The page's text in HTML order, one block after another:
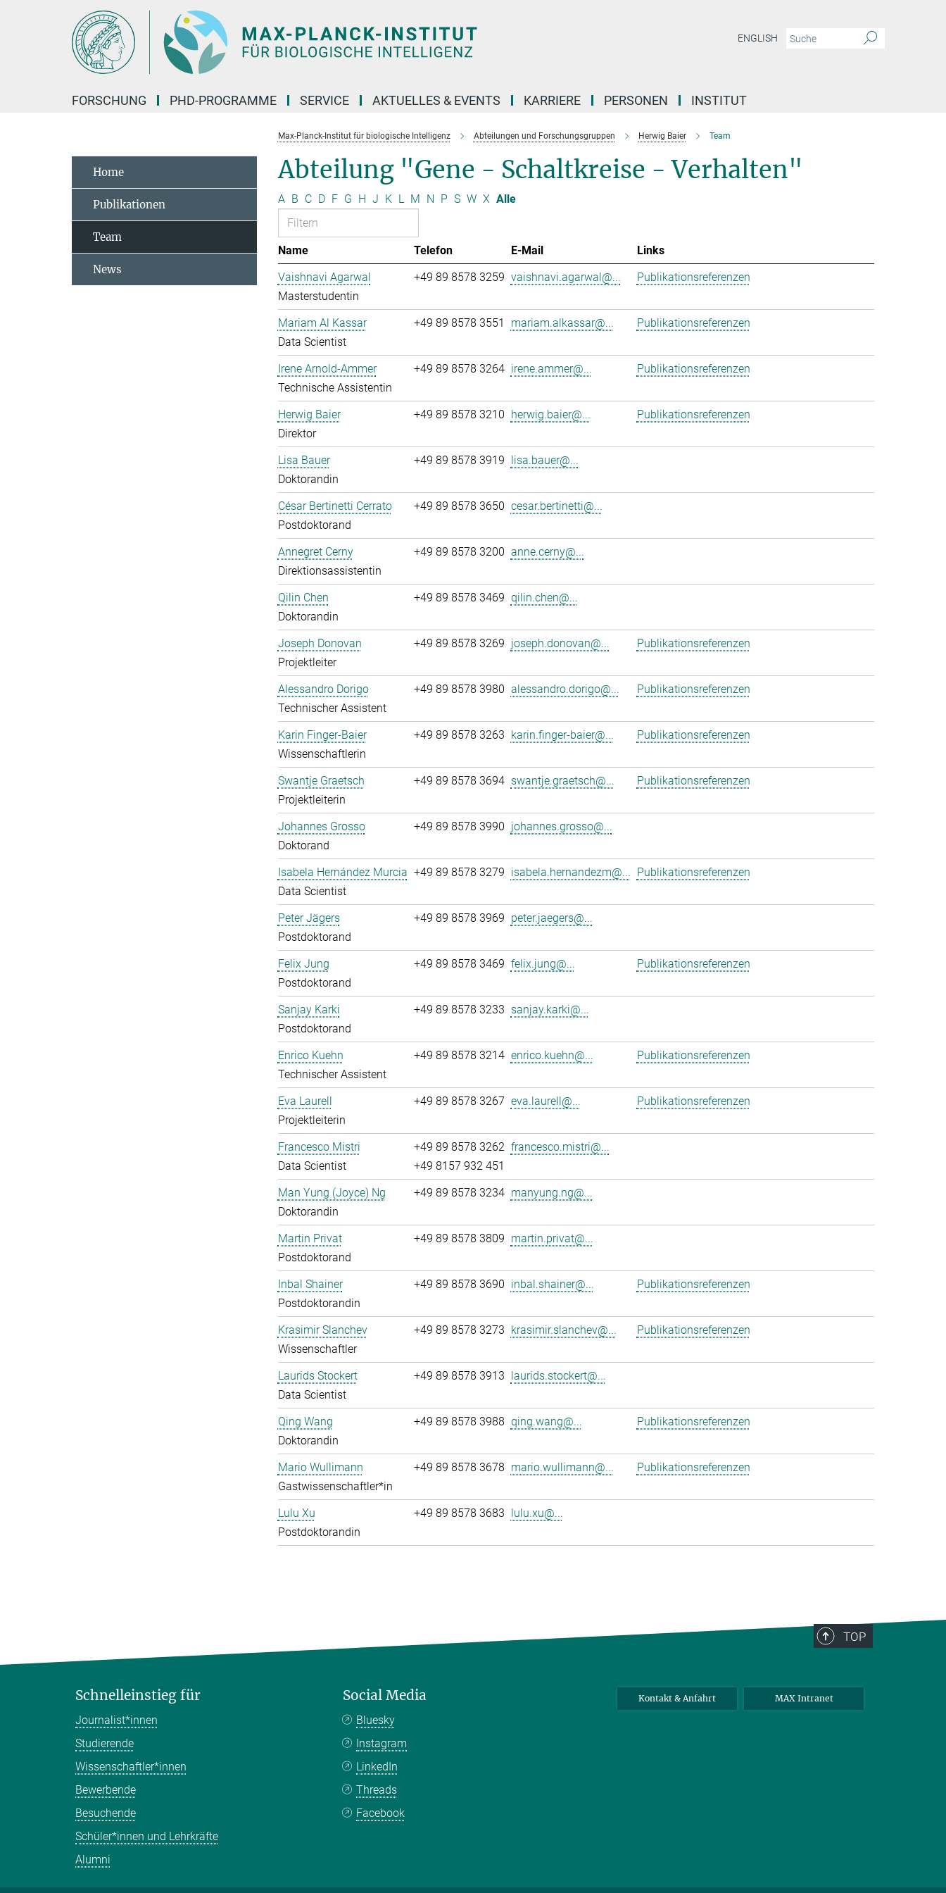
ENGLISH
FORSCHUNG PHD-PROGRAMME SERVICE AKTUELLES & EVENTS KARRIERE PERSONEN INSTITUT
Max-Planck-Institut für biologische Intelligenz Abteilungen und Forschungsgruppen Herwig Baier Team
Abteilung "Gene - Schaltkreise - Verhalten"
A B C D F G H J K L M N P S W X Alle
Name Telefon E-Mail
Links
Vaishnavi Agarwal
Masterstudentin
+49 89 8578 3259 vaishnavi.agarwal@... Publikationsreferenzen
Mariam Al Kassar
Data Scientist
+49 89 8578 3551 mariam.alkassar@... Publikationsreferenzen
Irene Arnold-Ammer
Technische Assistentin
+49 89 8578 3264 irene.ammer@... Publikationsreferenzen
Herwig Baier
Direktor
+49 89 8578 3210 herwig.baier@... Publikationsreferenzen
Lisa Bauer
Doktorandin
+49 89 8578 3919 lisa.bauer@...
César Bertinetti Cerrato
Postdoktorand
+49 89 8578 3650 cesar.bertinetti@...
Annegret Cerny
Direktionsassistentin
+49 89 8578 3200 anne.cerny@...
Qilin Chen
Doktorandin
+49 89 8578 3469 qilin.chen@...
Joseph Donovan
Projektleiter
+49 89 8578 3269 joseph.donovan@... Publikationsreferenzen
Alessandro Dorigo
Technischer Assistent
+49 89 8578 3980 alessandro.dorigo@... Publikationsreferenzen
Karin Finger-Baier
Wissenschaftlerin
+49 89 8578 3263 karin.finger-baier@... Publikationsreferenzen
Swantje Graetsch
Projektleiterin
+49 89 8578 3694 swantje.graetsch@... Publikationsreferenzen
Johannes Grosso
Doktorand
+49 89 8578 3990 johannes.grosso@...
Isabela Hernández Murcia
Data Scientist
+49 89 8578 3279 isabela.hernandezm@... Publikationsreferenzen
Peter Jägers
Postdoktorand
+49 89 8578 3969 peter.jaegers@...
Felix Jung
Postdoktorand
+49 89 8578 3469 felix.jung@... Publikationsreferenzen
Sanjay Karki
Postdoktorand
+49 89 8578 3233 sanjay.karki@...
Enrico Kuehn
Technischer Assistent
+49 89 8578 3214 enrico.kuehn@... Publikationsreferenzen
Eva Laurell
Projektleiterin
+49 89 8578 3267 eva.laurell@... Publikationsreferenzen
Francesco Mistri
Data Scientist
+49 89 8578 3262
+49 8157 932 451
francesco.mistri@...
Man Yung (Joyce) Ng
Doktorandin
+49 89 8578 3234 manyung.ng@...
Martin Privat
Postdoktorand
+49 89 8578 3809 martin.privat@...
Inbal Shainer
Postdoktorandin
+49 89 8578 3690 inbal.shainer@... Publikationsreferenzen
Krasimir Slanchev
Wissenschaftler
+49 89 8578 3273 krasimir.slanchev@... Publikationsreferenzen
Laurids Stockert
Data Scientist
+49 89 8578 3913 laurids.stockert@...
Qing Wang
Doktorandin
+49 89 8578 3988 qing.wang@... Publikationsreferenzen
Mario Wullimann
Gastwissenschaftler*in
+49 89 8578 3678 mario.wullimann@... Publikationsreferenzen
Lulu Xu
Postdoktorandin
+49 89 8578 3683 lulu.xu@...
Home
Publikationen
Team
News
TOP
Schnelleinstieg für
Journalist*innen
Studierende
Wissenschaftler*innen
Bewerbende
Besuchende
Schüler*innen und Lehrkräfte
Alumni
Social Media
Bluesky
Instagram
LinkedIn
Threads
Facebook
Kontakt & Anfahrt MAX Intranet